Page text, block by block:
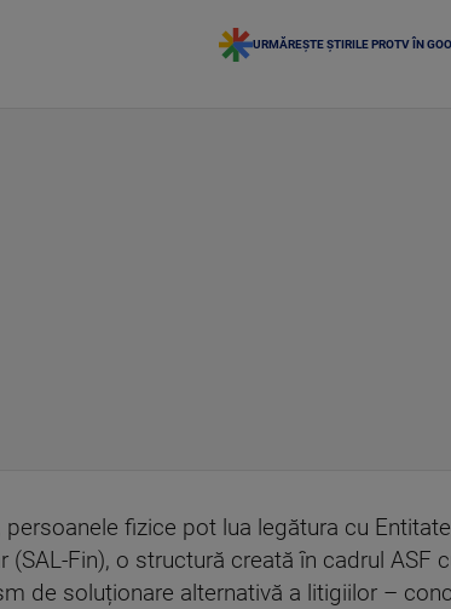
URMĂREȘTE ȘTIRILE PROTV ÎN
fizice pot lua legătura cu
(SAL-Fin), o structură creată în cadrul
de soluționare alternativă a litigiilor –